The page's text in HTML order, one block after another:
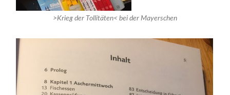
>Krieg der Tollitäten< bei der Mayerschen